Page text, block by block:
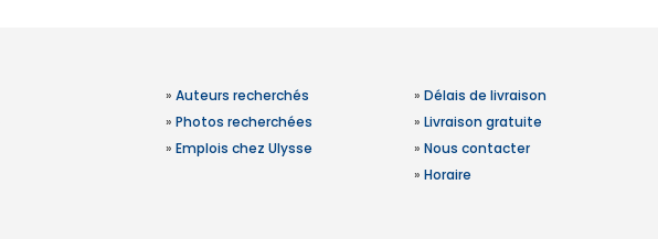
» Auteurs recherchés
» Photos recherchées
» Emplois chez Ulysse
» Délais de livraison
» Livraison gratuite
» Nous contacter
» Horaire